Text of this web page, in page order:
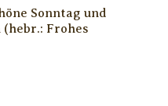
Sonntag und
(hebr.: Frohes